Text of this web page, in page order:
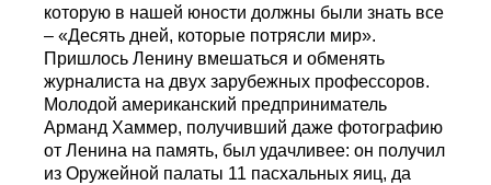
которую в нашей юности должны были знать все
– «Десять дней, которые потрясли мир».
Пришлось Ленину вмешаться и обменять
журналиста на двух зарубежных профессоров.
Молодой американский предприниматель
Арманд Хаммер, получивший даже фотографию
от Ленина на память, был удачливее: он получил
из Оружейной палаты 11 пасхальных яиц, да